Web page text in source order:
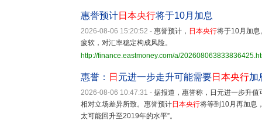
惠誉预计日本央行将于10月加息
2026-08-06 15:20:52 - 惠誉预计， 日本央行将于10月加
疲软，对汇率稳定构成风险。
http://finance.eastmoney.com/a/
惠誉： 日 元进一步走升可能需要日本央行加
2026-08-06 10:47:31 - 据报道，惠誉称，日元进一步升值
相对立场差异所致。惠誉预计日本央行将等到10月再加息
太可能回升至2019年的水平”。